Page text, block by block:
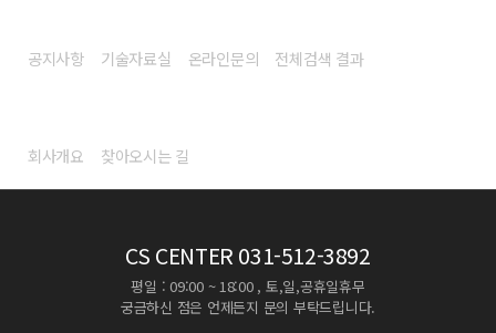
공지사항 기술자료실 온라인문의 전체검색 결과
회사개요 찾아오시는 길
CS CENTER 031-512-3892
평일 : 09:00 ~ 18:00 , 토,일,공휴일휴무
궁금하신 점은 언제든지 문의 부탁드립니다.